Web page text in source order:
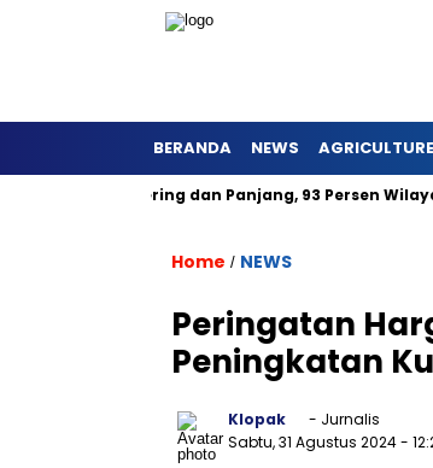
BERANDA NEWS AGRICULTURE
Lebih Kering dan Panjang, 93 Persen Wilayah
Home / NEWS
Peringatan
Peningkatan
Klopak
- Jurnalis
Sabtu, 31 Agustus 2024-